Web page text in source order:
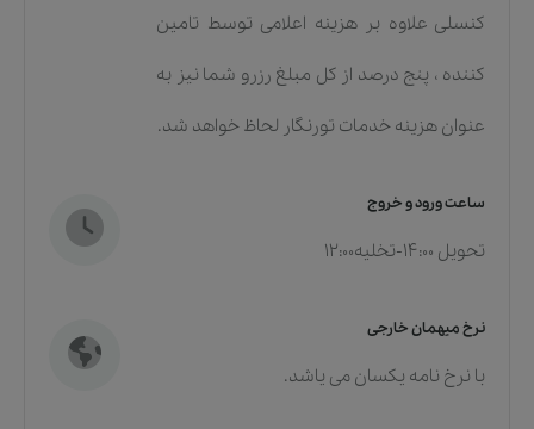
کنسلی علاوه بر هزینه اعلامی توسط تامین
کننده ، پنج درصد از کل مبلغ رزرو شما نیز به
عنوان هزینه خدمات تورنگار لحاظ خواهد شد.
ساعت ورود و خروج
تحویل 14:00-تخلیه12:00
نرخ میهمان خارجی
با نرخ نامه یکسان می یاشد.